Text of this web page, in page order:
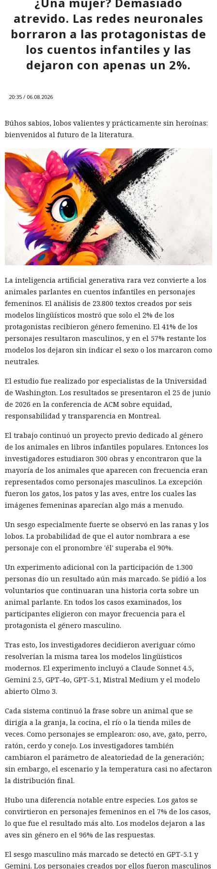
atrevido. Las redes neuronales
borraron a las protagonistas de
los cuentos infantiles y las
dejaron con apenas un 2%.
20:35 / 06.08.2026
Búhos sabios, lobos valientes y prácticamente sin heroínas:
bienvenidos al futuro de la literatura.
La inteligencia artificial generativa rara vez convierte a los
animales parlantes en cuentos infantiles en personajes
femeninos. El análisis de 23.800 textos creados por seis
modelos lingüísticos mostró que solo el 2% de los
protagonistas recibieron género femenino. El 41% de los
personajes resultaron masculinos, y en el 57% restante los
modelos los dejaron sin indicar el sexo o los marcaron como
neutrales.
El estudio fue realizado por especialistas de la Universidad
de Washington. Los resultados se presentaron el 25 de junio
de 2026 en la conferencia de ACM sobre equidad,
responsabilidad y transparencia en Montreal.
El trabajo continuó un proyecto previo dedicado al género
de los animales en libros infantiles populares. Entonces los
investigadores estudiaron 300 obras y encontraron que la
mayoría de los animales que aparecen con frecuencia eran
representados como personajes masculinos. La excepción
fueron los gatos, los patos y las aves, entre los cuales las
imágenes femeninas aparecían algo más a menudo.
Un sesgo especialmente fuerte se observó en las ranas y los
lobos. La probabilidad de que el autor nombrara a ese
personaje con el pronombre 'él' superaba el 90%.
Un experimento adicional con la participación de 1.300
personas dio un resultado aún más marcado. Se pidió a los
voluntarios que continuaran una historia corta sobre un
animal parlante. En todos los casos examinados, los
participantes eligieron con mayor frecuencia para el
protagonista el género masculino.
Tras esto, los investigadores decidieron averiguar cómo
resolverían la misma tarea los modelos lingüísticos
modernos. El experimento incluyó a Claude Sonnet 4.5,
Gemini 2.5, GPT-4o, GPT-5.1, Mistral Medium y el modelo
abierto Olmo 3.
Cada sistema continuó la frase sobre un animal que se
dirigía a la granja, la cocina, el río o la tienda miles de
veces. Como personajes se emplearon: oso, ave, gato, perro,
ratón, cerdo y conejo. Los investigadores también
cambiaron el parámetro de aleatoriedad de la generación;
sin embargo, el escenario y la temperatura casi no afectaron
la distribución final.
Hubo una diferencia notable entre especies. Los gatos se
convirtieron en personajes femeninos en el 7% de los casos,
lo que fue el resultado más alto. Los modelos dejaron a las
aves sin género en el 96% de las respuestas.
El sesgo masculino más marcado se detectó en GPT-5.1 y
Gemini. Los personajes creados por ellos fueron masculinos